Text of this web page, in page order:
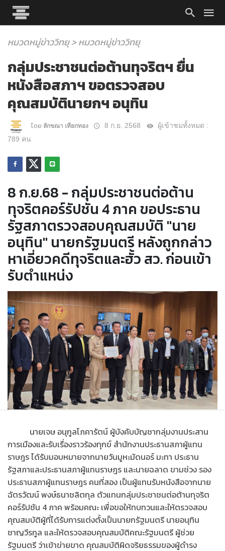
หมวดหมู่ข่าววิทยุ > หมวดหมู่ข่าววิทยุ
กลุ่มประชาชนต่อต้านทุจริตฯ ยื่น
หนังสือสภาฯ ขอตรวจสอบ
คุณสมบัตินายกฯ อนุทิน
โดย ลักขณา เทียกทอง 8 ก.ย. 2568
ผู้เข้าชมทั้งหมด :
789 คน
8 ก.ย.68 - กลุ่มประชาชนต่อต้าน
ทุจริตคอร์รัปชัน 4 ภาค ขอประธาน
รัฐสภาตรวจสอบคุณสมบัติ "นาย
อนุทิน" นายกรัฐมนตรี หลังถูกกล่าว
หาเอี่ยวคดีทุจริตและฮั้ว สว. ก่อนเข้า
รับตำแหน่ง
นายเจษ อนุกูลโภคารัตน์ ผู้บังคับบัญชากลุ่มงานประสาน
การเมืองและรับเรื่องราวร้องทุกข์ สำนักงานประธานสภาผู้แทน
ราษฎร ได้รับมอบหมายจากนายวันมูหะมัดนอร์ มะทา ประธาน
รัฐสภาและประธานสภาผู้แทนราษฎร และนายฉลาด ขามช่วง รอง
ประธานสภาผู้แทนราษฎร คนที่สอง เป็นผู้แทนรับหนังสือจากนาย
ฉัตรวัฒน์ พงษ์ธนาชลิตกุล ตัวแทนกลุ่มประชาชนต่อต้านทุจริต
คอร์รัปชัน 4 ภาค พร้อมคณะ เพื่อขอให้ทบทวนและให้ตรวจสอบ
คุณสมบัติผู้ที่ได้รับการแต่งตั้งเป็นนายกรัฐมนตรี นายอนุทิน
ชาญวีรกูล และให้ตรวจสอบคุณสมบัติคณะรัฐมนตรี ผู้ช่วย
รัฐมนตรี ว่าเข้าข่ายขาด คุณสมบัติผิดจริยธรรมของผู้ดำรง